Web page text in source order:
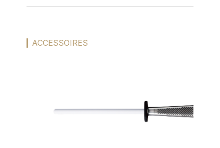
ACCESSOIRES